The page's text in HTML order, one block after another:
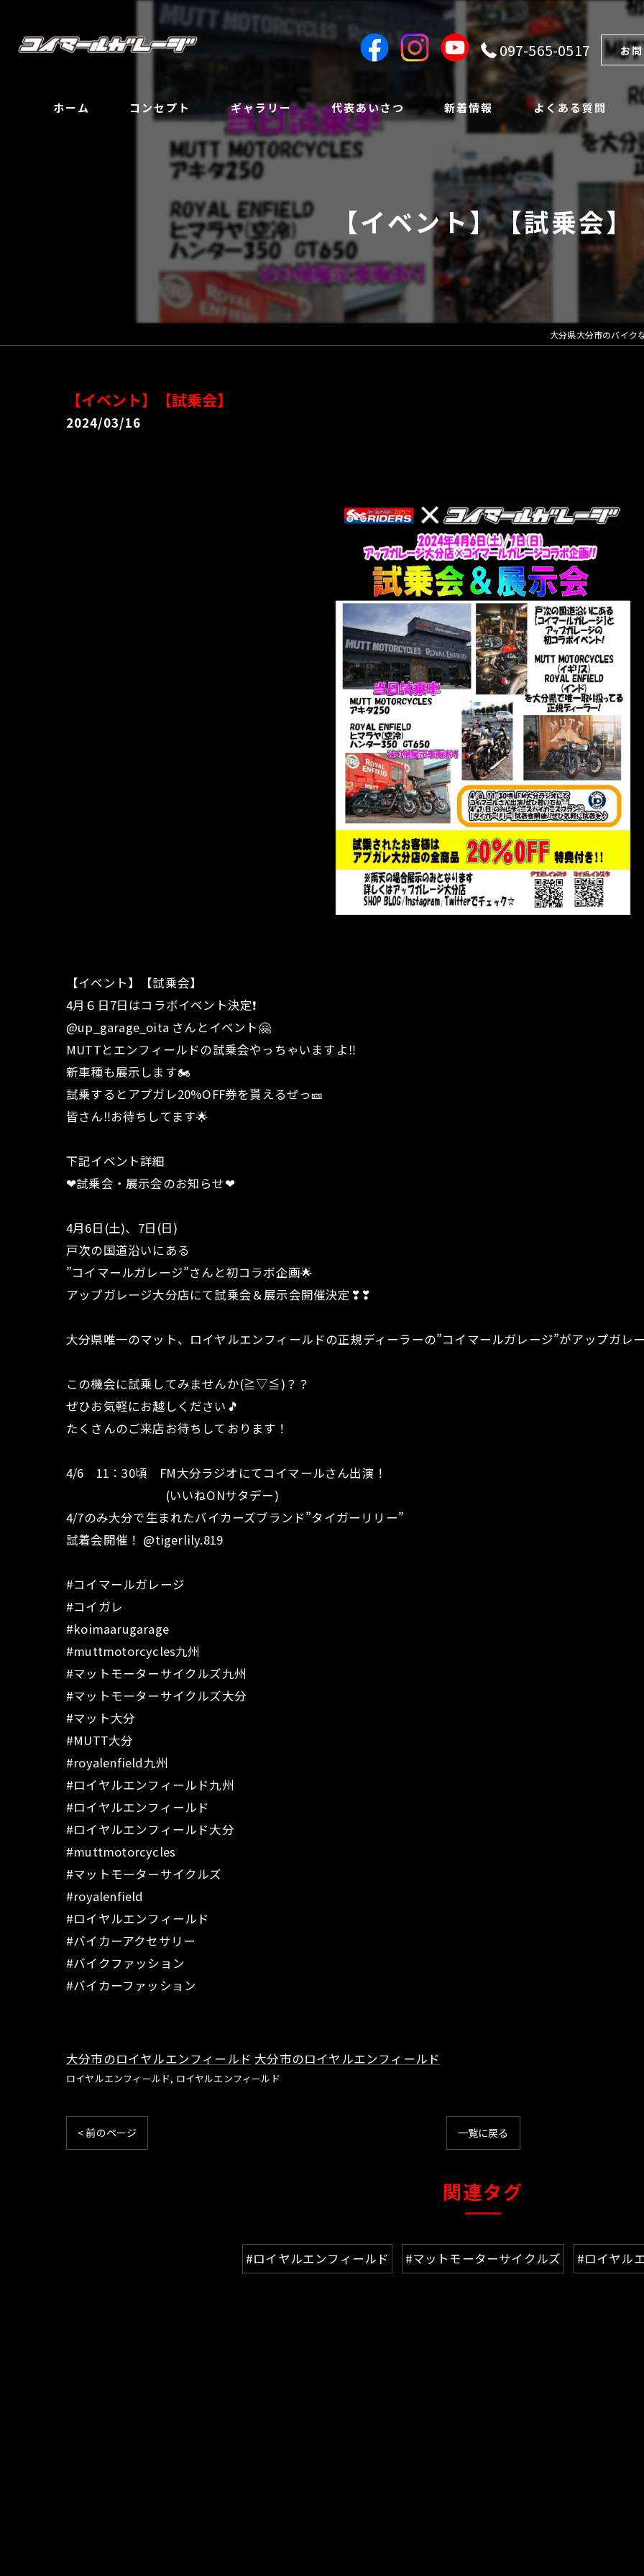
097-565-0517 お
ホーム コンセプト ギャラリー 代表あいさつ 新着情報 よくある質問
【イベント】【試乗会】
大分県大分市のバイク
【イベント】【試乗会】
2024/03/16
【イベント】【試乗会】
4月６日7日はコラボイベント決定❗️
@up_garage_oita さんとイベント🤗
MUTTとエンフィールドの試乗会やっちゃいますよ‼︎
新車種も展示します🏍️
試乗するとアプガレ20%OFF券を貰えるぜっ🎫
皆さん‼︎お待ちしてます🌟
下記イベント詳細
❤試乗会・展示会のお知らせ❤
4月6日(土)、7日(日)
戸次の国道沿いにある
”コイマールガレージ”さんと初コラボ企画🌟
アップガレージ大分店にて試乗会＆展示会開催決定❣❣
大分県唯一のマット、ロイヤルエンフィールドの正規ディーラーの”コイマールガレージ”がアップガレ
この機会に試乗してみませんか(≧▽≦)？？
ぜひお気軽にお越しください🎵
たくさんのご来店お待ちしております！
4/6 11：30頃 FM大分ラジオにてコイマールさん出演！
(いいねONサタデー)
4/7のみ大分で生まれたバイカーズブランド”タイガーリリー”
試着会開催！ @tigerlily.819
#コイマールガレージ
#コイガレ
#koimaarugarage
#muttmotorcycles九州
#マットモーターサイクルズ九州
#マットモーターサイクルズ大分
#マット大分
#MUTT大分
#royalenfield九州
#ロイヤルエンフィールド九州
#ロイヤルエンフィールド
#ロイヤルエンフィールド大分
#muttmotorcycles
#マットモーターサイクルズ
#royalenfield
#ロイヤルエンフィールド
#バイカーアクセサリー
#バイクファッション
#バイカーファッション
大分市のロイヤルエンフィールド 大分市のロイヤルエンフィールド
ロイヤルエンフィールド ロイヤルエンフィールド
< 前のページ 一覧に戻る
関連タグ
#ロイヤルエンフィールド #マットモーターサイクルズ #ロイヤル